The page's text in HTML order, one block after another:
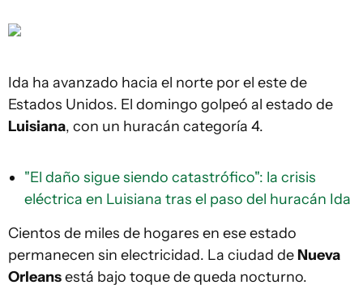
Ida ha avanzado hacia el norte por el este de
Estados Unidos. El domingo golpeó al estado de
Luisiana, con un huracán categoría 4.
"El daño sigue siendo catastrófico": la crisis
eléctrica en Luisiana tras el paso del huracán Ida
Cientos de miles de hogares en ese estado
permanecen sin electricidad. La ciudad de Nueva
Orleansestá bajo toque de queda nocturno.